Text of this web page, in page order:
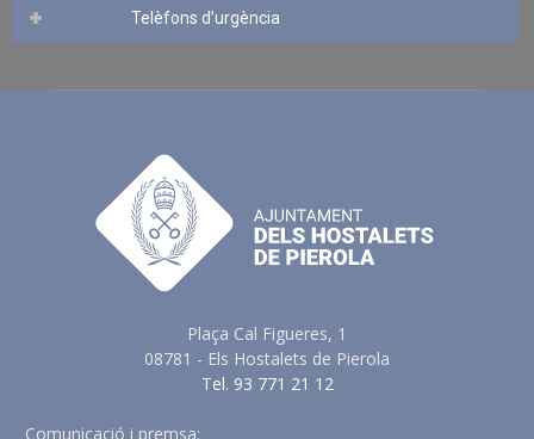
Telèfons d’urgència
Plaça Cal Figueres, 1
08781 - Els Hostalets de Pierola
Tel. 93 771 21 12
Comunicació i premsa: